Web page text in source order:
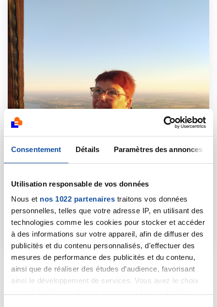
Consentement Détails Paramètres des annonces
Utilisation responsable de vos données
Nous et nos 1022 partenaires traitons vos données
personnelles, telles que votre adresse IP, en utilisant des
technologies comme les cookies pour stocker et accéder
à des informations sur votre appareil, afin de diffuser des
publicités et du contenu personnalisés, d'effectuer des
mesures de performance des publicités et du contenu,
ainsi que de réaliser des études d’audience, favorisant
ainsi le développement de services. Vous avez le choix
L'historie de Christine
J’étais femme de chambre dans un hôtel, ce qui
implique un travail avec gestes répétitifs et
physique (porter des charges lourdes, monter et